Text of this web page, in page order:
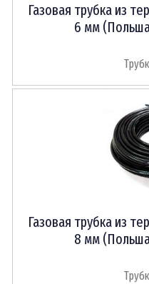
Газовая трубка из
6 мм
Газовая трубка из
8 мм